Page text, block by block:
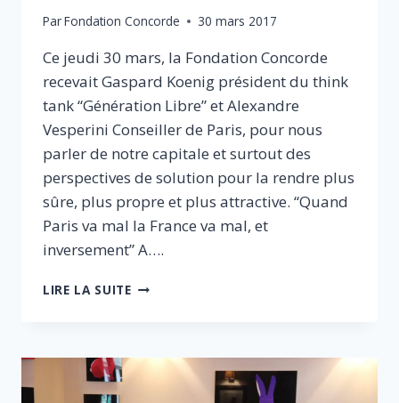
ParFondation Concorde 30 mars 2017
Ce jeudi 30 mars, la Fondation Concorde
recevait Gaspard Koenig président du think
tank “Génération Libre” et Alexandre
Vesperini Conseiller de Paris, pour nous
parler de notre capitale et surtout des
perspectives de solution pour la rendre plus
sûre, plus propre et plus attractive. “Quand
Paris va mal la France va mal, et
inversement” A….
LIRE LA SUITECOMMENT
GRAND